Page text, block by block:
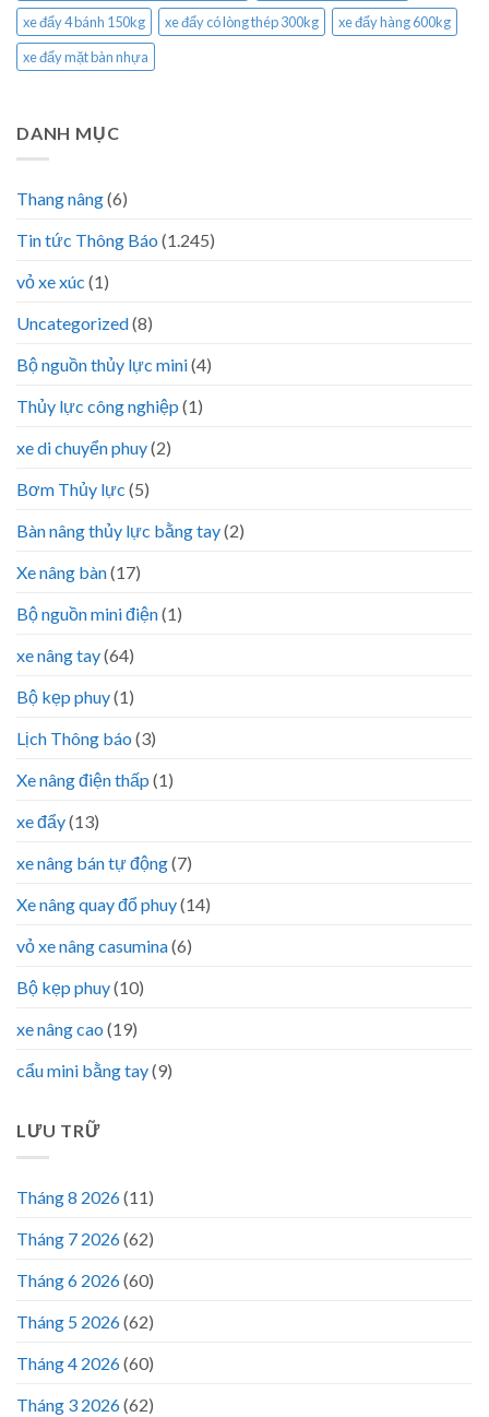
xe đẩy 4 bánh 150kg
xe đẩy có lòng thép 300kg
xe đẩy hàng 600kg
xe đẩy mặt bàn nhựa
DANH MỤC
Thang nâng(6)
Tin tức Thông Báo (1.245)
vỏ xe xúc (1)
Uncategorized(8)
Bộ nguồn thủy lực mini(4)
Thủy lực công nghiệp (1)
xe di chuyển phuy(2)
Bơm Thủy lực (5)
Bàn nâng thủy lực bằng tay(2)
Xe nâng bàn(17)
Bộ nguồn mini điện(1)
xe nâng tay(64)
Bộ kẹp phuy(1)
Lịch Thông báo (3)
Xe nâng điện thấp (1)
xe đẩy(13)
xe nâng bán tự động(7)
Xe nâng quay đổ phuy(14)
vỏ xe nâng casumina(6)
Bộ kẹp phuy(10)
xe nâng cao (19)
cẩu mini bằng tay(9)
LƯU TRỮ
Tháng 8 2026(11)
Tháng 7 2026(62)
Tháng 6 2026(60)
Tháng 5 2026(62)
Tháng 4 2026(60)
Tháng 3 2026(62)